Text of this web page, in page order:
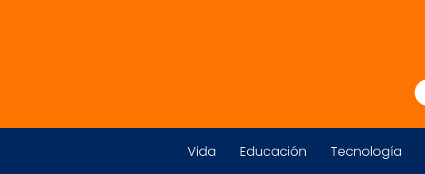
Vida Educación Tecnología